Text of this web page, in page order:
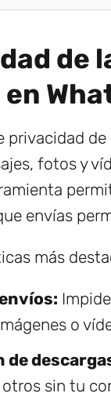
de
privacidad
fotos y
envías
más
o
de
sin tu